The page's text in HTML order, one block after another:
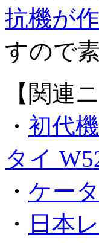
抗機が
すので
【関連
・ 初代
タイ
・ ケー
・ 日本